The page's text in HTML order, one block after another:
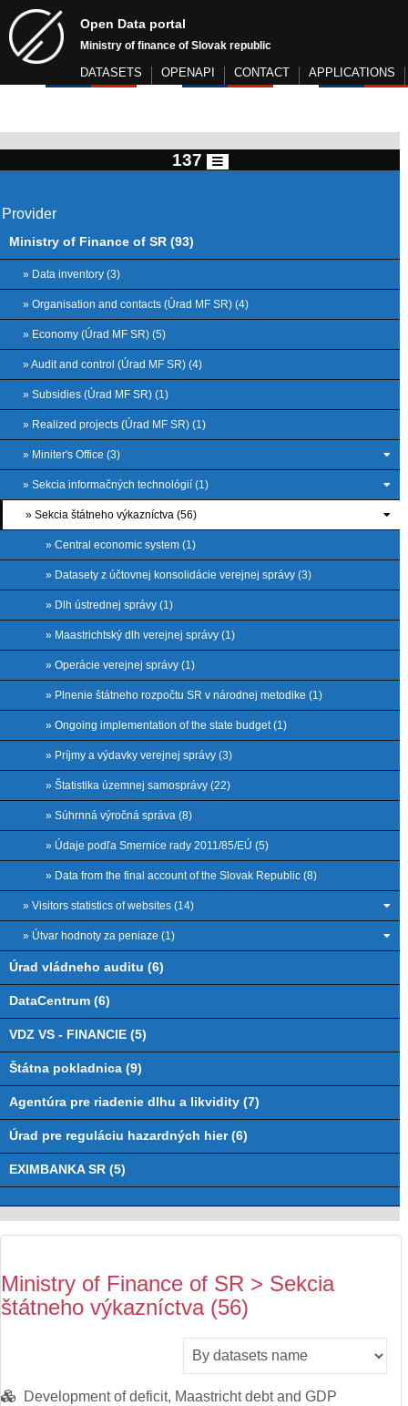
Open Data portal
Ministry of finance of Slovak republic
DATASETS OPENAPI CONTACT APPLICATIONS
137
Provider
Ministry of Finance of SR (93)
» Data inventory (3)
» Organisation and contacts (Úrad MF SR) (4)
» Economy (Úrad MF SR) (5)
» Audit and control (Úrad MF SR) (4)
» Subsidies (Úrad MF SR) (1)
» Realized projects (Úrad MF SR) (1)
» Miniter's Office (3)
» Sekcia informačných technológií (1)
» Sekcia štátneho výkazníctva (56)
» Central economic system (1)
» Datasety z účtovnej konsolidácie verejnej správy (3)
» Dlh ústrednej správy (1)
» Maastrichtský dlh verejnej správy (1)
» Operácie verejnej správy (1)
» Plnenie štátneho rozpočtu SR v národnej metodike (1)
» Ongoing implementation of the state budget (1)
» Príjmy a výdavky verejnej správy (3)
» Štatistika územnej samosprávy (22)
» Súhrnná výročná správa (8)
» Údaje podľa Smernice rady 2011/85/EÚ (5)
» Data from the final account of the Slovak Republic (8)
» Visitors statistics of websites (14)
» Útvar hodnoty za peniaze (1)
Úrad vládneho auditu (6)
DataCentrum (6)
VDZ VS - FINANCIE (5)
Štátna pokladnica (9)
Agentúra pre riadenie dlhu a likvidity (7)
Úrad pre reguláciu hazardných hier (6)
EXIMBANKA SR (5)
Ministry of Finance of SR > Sekcia
štátneho výkazníctva (56)
Development of deficit, Maastricht debt and GDP